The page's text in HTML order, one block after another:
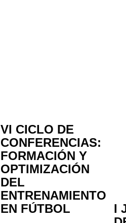
VI CICLO DE
CONFERENCIAS:
FORMACIÓN Y
OPTIMIZACIÓN
DEL
ENTRENAMIENTO
EN FÚTBOL
I